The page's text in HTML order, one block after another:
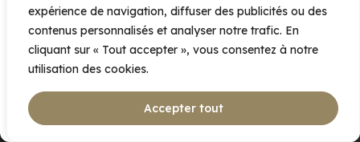
expérience de navigation, diffuser des publicités ou des
contenus personnalisés et analyser notre trafic. En
cliquant sur « Tout accepter », vous consentez à notre
utilisation des cookies.
Accepter tout
Accepter
Refuser